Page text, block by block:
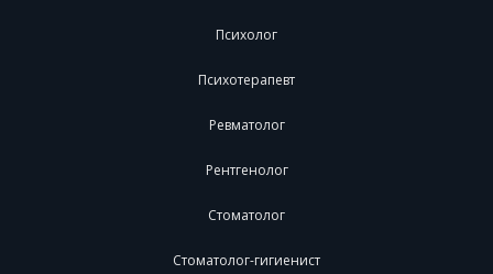
Психолог
Психотерапевт
Ревматолог
Рентгенолог
Стоматолог
Стоматолог-гигиенист